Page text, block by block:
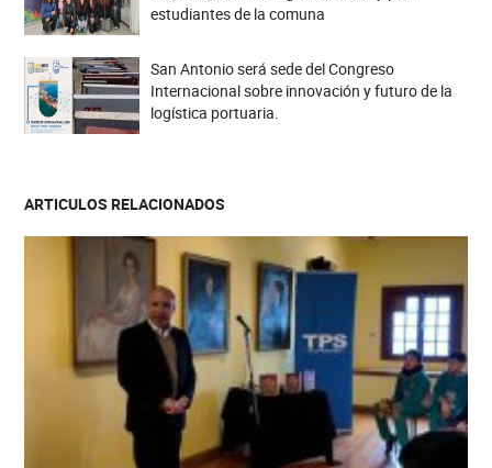
estudiantes de la comuna
San Antonio será sede del Congreso
Internacional sobre innovación y futuro de la
logística portuaria.
ARTICULOS RELACIONADOS